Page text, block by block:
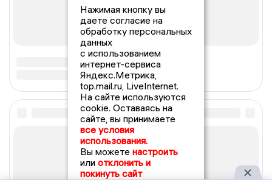
Нажимая кнопку вы
даете согласие на
обработку персональных
данных
с использованием
интернет-сервиса
Яндекс.Метрика,
top.mail.ru, LiveInternet.
На сайте используются
cookie. Оставаясь на
сайте, вы принимаете
все условия
использования.
Вы можете настроить
или отклонить и
покинуть сайт